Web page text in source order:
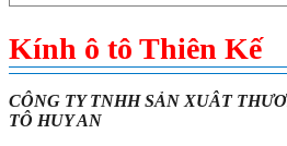
Kính ô tô Thiên Kế
CÔNG TY TNHH SẢN XUÂT
TÔ HUY AN